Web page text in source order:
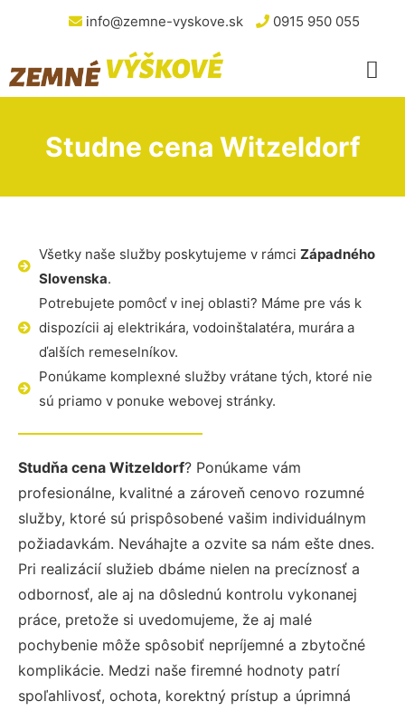
info@zemne-vyskove.sk 0915 950 055
Studne cena Witzeldorf
Všetky naše služby poskytujeme v rámci Západného
Slovenska.
Potrebujete pomôcť v inej oblasti? Máme pre vás k
dispozícii aj elektrikára, vodoinštalatéra, murára a
ďalších remeselníkov.
Ponúkame komplexné služby vrátane tých, ktoré nie
sú priamo v ponuke webovej stránky.
Studňa cena Witzeldorf? Ponúkame vám
profesionálne, kvalitné a zároveň cenovo rozumné
služby, ktoré sú prispôsobené vašim individuálnym
požiadavkám. Neváhajte a ozvite sa nám ešte dnes.
Pri realizácií služieb dbáme nielen na precíznosť a
odbornosť, ale aj na dôslednú kontrolu vykonanej
práce, pretože si uvedomujeme, že aj malé
pochybenie môže spôsobiť nepríjemné a zbytočné
komplikácie. Medzi naše firemné hodnoty patrí
spoľahlivosť, ochota, korektný prístup a úprimná